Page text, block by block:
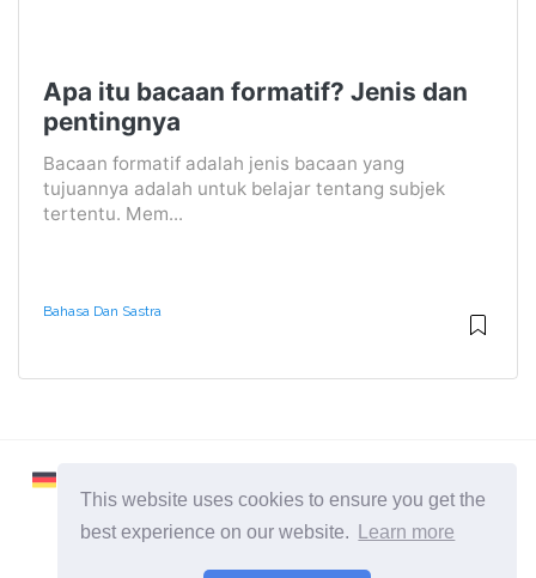
This website uses cookies to ensure you get the
best experience on our website.
Learn more
Apa itu bacaan formatif? Jenis dan
pentingnya
Bacaan formatif adalah jenis bacaan yang
tujuannya adalah untuk belajar tentang subjek
tertentu. Mem...
Bahasa Dan Sastra
2026 ©Learnaboutworld